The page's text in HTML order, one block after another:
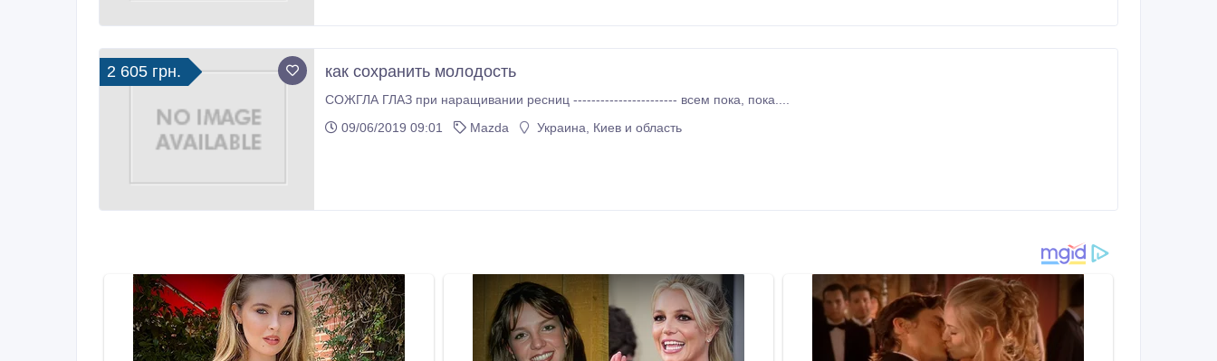
2 605 грн. как сохранить молодость
СОЖГЛА ГЛАЗ при наращивании ресниц ----------------------- всем пока, пока....
09/06/2019 09:01
Mazda Украина, Киев и область